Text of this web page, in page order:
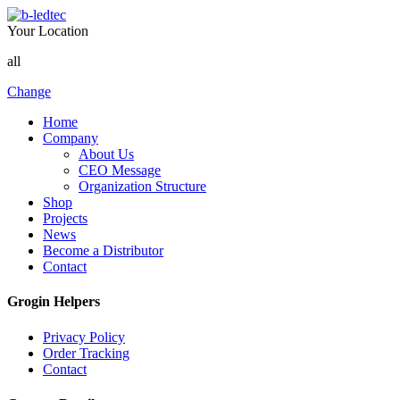
Your Location
all
Change
Home
Company
About Us
CEO Message
Organization Structure
Shop
Projects
News
Become a Distributor
Contact
Grogin Helpers
Privacy Policy
Order Tracking
Contact